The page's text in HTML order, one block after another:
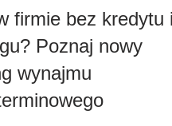
firmie bez kredytu
Poznaj nowy
wynajmu